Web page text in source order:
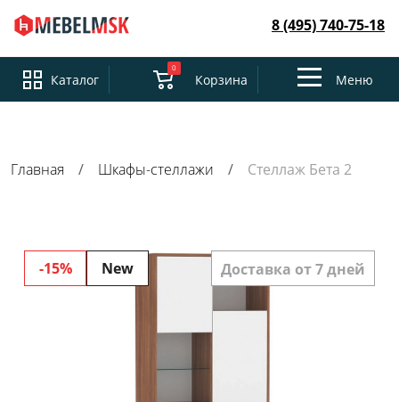
8 (495) 740-75-18
Каталог
0
Корзина
ToggleМеню
Главная Шкафы-стеллажи Стеллаж Бета 2
-15% New Доставка от 7 дней